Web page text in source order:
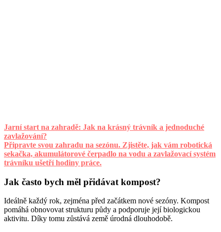
Jarní start na zahradě: Jak na krásný trávník a jednoduché
zavlažování?
Připravte svou zahradu na sezónu. Zjistěte, jak vám robotická
sekačka, akumulátorové čerpadlo na vodu a zavlažovací systém
trávníku ušetří hodiny práce.
Jak často bych měl přidávat kompost?
Ideálně každý rok, zejména před začátkem nové sezóny. Kompost
pomáhá obnovovat strukturu půdy a podporuje její biologickou
aktivitu. Díky tomu zůstává země úrodná dlouhodobě.